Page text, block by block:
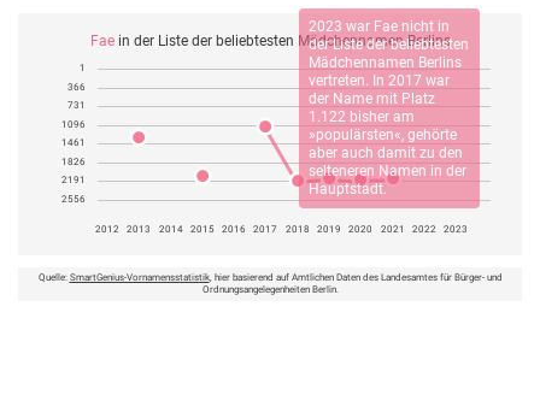
Faein der Liste der beliebtesten Mädchennamen Berlins
2023 war Faenicht in
der Liste der beliebtesten
Mädchennamen Berlins
vertreten. In 2017 war
der Name mit Platz
1.122 bisher am
»populärsten«, gehörte
aber auch damit zu den
selteneren Namen in der
Hauptstadt.
1
366
731
1096
1461
1826
2191
2556
2012 2013 2014 2015 2016 2017 2018 2019 2020 2021 2022 2023
Quelle: SmartGenius-Vornamensstatistik, hier basierend auf Amtlichen Daten des Landesamtes für Bürger- und
Ordnungsangelegenheiten Berlin.